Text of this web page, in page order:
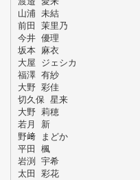
山浦 未結
前田 茉里乃
今井 優理
坂本 麻衣
大屋 ジェシカ
福澤 有紗
大野 彩佳
切久保 星来
大野 莉穂
若月 新
野﨑 まどか
平田 楓
岩渕 宇希
太田 彩花